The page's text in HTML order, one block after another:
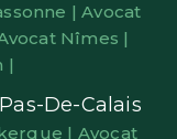
|Avocat
Nîmes |
|
De-Calais
| Avocat